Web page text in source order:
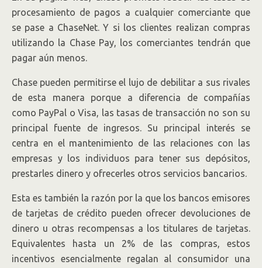
procesamiento de pagos a cualquier comerciante que
se pase a ChaseNet. Y si los clientes realizan compras
utilizando la Chase Pay, los comerciantes tendrán que
pagar aún menos.
Chase pueden permitirse el lujo de debilitar a sus rivales
de esta manera porque a diferencia de compañías
como PayPal o Visa, las tasas de transacción no son su
principal fuente de ingresos. Su principal interés se
centra en el mantenimiento de las relaciones con las
empresas y los individuos para tener sus depósitos,
prestarles dinero y ofrecerles otros servicios bancarios.
Esta es también la razón por la que los bancos emisores
de tarjetas de crédito pueden ofrecer devoluciones de
dinero u otras recompensas a los titulares de tarjetas.
Equivalentes hasta un 2% de las compras, estos
incentivos esencialmente regalan al consumidor una